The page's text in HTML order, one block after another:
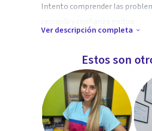
Intento comprender las
Trabajo en terapia psicológica
gestalt, etc), también
Todo rango de edad.
Experiencia en trabajo con
privada); máster en psicología
Ver descripción completa
Estos son